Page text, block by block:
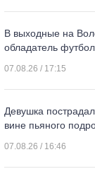
В выходные на
обладатель
07.08.26 / 17:15
Девушка
вине пьяного
07.08.26 / 16:46